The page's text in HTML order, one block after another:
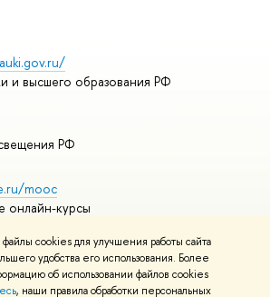
cookies для улучшения работы сайта
удобства его использования. Более
об использовании файлов cookies
, наши правила обработки персональных
и высшего образования РФ
РФ
mooc
онлайн-курсы
Адреса и контакты